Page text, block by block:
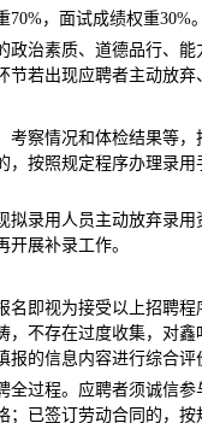
70%，面试成绩权重
政治素质、道德品行、
节若出现应聘者主动放
考察情况和体检结果等
，按照规定程序办理录
拟录用人员主动放弃录
开展补录工作。
名即视为接受以上招聘
，不存在过度收集，对
报的信息内容进行综合
全过程。应聘者须诚信
；已签订劳动合同的，